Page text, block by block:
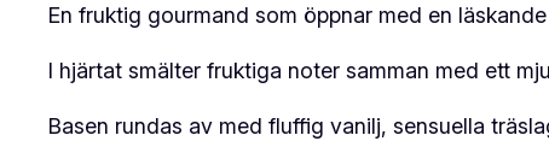
En fruktig gourmand som öppnar med en
I hjärtat smälter fruktiga noter samman med ett
Basen rundas av med fluffig vanilj, sensuella